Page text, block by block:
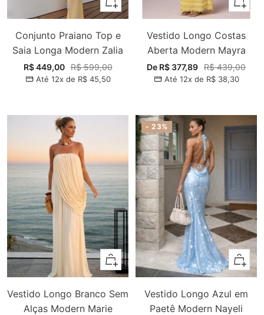
Conjunto Praiano Top e
Saia Longa Modern Zalia
Preço
promocional
R$ 449,00 Preço
normal
R$ 599,00
Até 12x de R$ 45,50
Vestido Longo Costas
Aberta Modern Mayra
Preço
promocional
De R$ 377,89 Preço
normal
R$ 439,00
Até 12x de R$ 38,30
Adicionar
Vestido Longo Branco Sem
Alças Modern Marie
- 23%
Vestido Longo Azul em
Paetê Modern Nayeli